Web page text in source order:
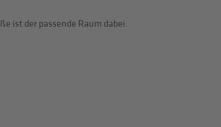
ist der passende Raum dabei.